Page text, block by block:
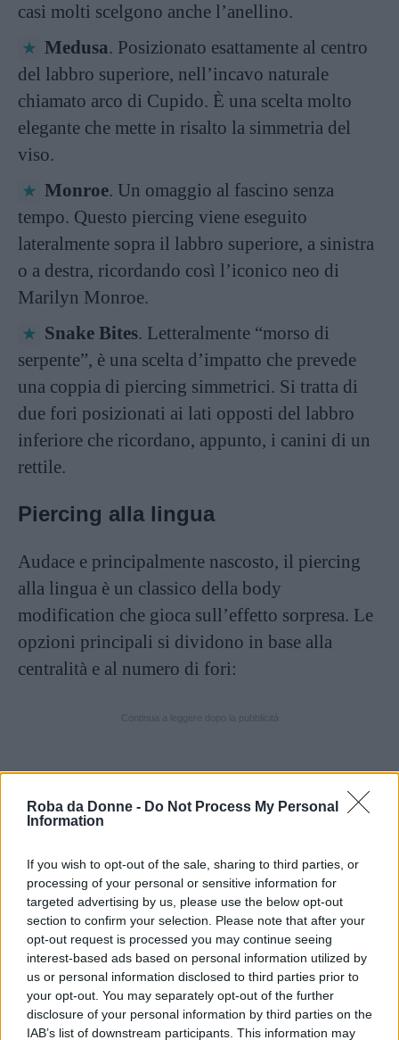
Roba da Donne - Do Not Process My Personal
Information
If you wish to opt-out of the sale, sharing to third parties, or
processing of your personal or sensitive information for
targeted advertising by us, please use the below opt-out
section to confirm your selection. Please note that after your
opt-out request is processed you may continue seeing
interest-based ads based on personal information utilized by
us or personal information disclosed to third parties prior to
your opt-out. You may separately opt-out of the further
disclosure of your personal information by third parties on the
IAB’s list of downstream participants. This information may
casi molti scelgono anche l’anellino.
Medusa. Posizionato esattamente al centro
del labbro superiore, nell’incavo naturale
chiamato arco di Cupido. È una scelta molto
elegante che mette in risalto la simmetria del
viso.
Monroe. Un omaggio al fascino senza
tempo. Questo piercing viene eseguito
lateralmente sopra il labbro superiore, a sinistra
o a destra, ricordando così l’iconico neo di
Marilyn Monroe.
Snake Bites. Letteralmente “morso di
serpente”, è una scelta d’impatto che prevede
una coppia di piercing simmetrici. Si tratta di
due fori posizionati ai lati opposti del labbro
inferiore che ricordano, appunto, i canini di un
rettile.
Piercing alla lingua
Audace e principalmente nascosto, il piercing
alla lingua è un classico della body
modification che gioca sull’effetto sorpresa. Le
opzioni principali si dividono in base alla
centralità e al numero di fori:
. È la versione più diffusa in
assoluto. Il foro viene praticato verticalmente al
solito ospita una barretta dritta (straight barbell)
con due palline alle estremità ed è apprezzato
per la sua discrezione, poiché visibile solo
quando si parla o si accenna un sorriso.
Venom . Questa è sicuramente una
decisamente d’impatto. Non si tratta di un foro